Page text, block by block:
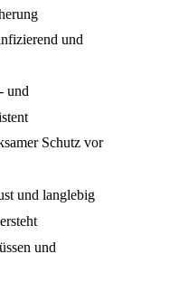
und
und
Schutz vor
und langlebig
und